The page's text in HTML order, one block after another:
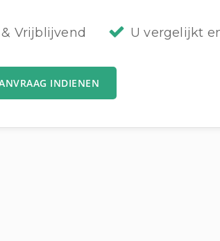
Vrijblijvend U vergelijkt
INDIENEN